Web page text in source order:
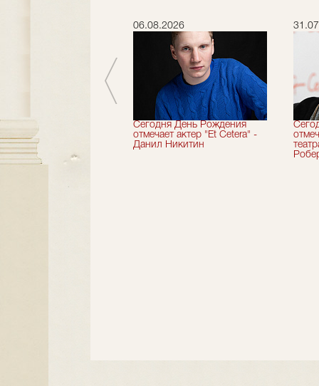
сезон!
06.08.2026
Сегодня День Рождения
отмечает актер "Et Cetera" -
Данил Никитин